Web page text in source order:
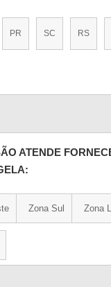
PR SC RS
ATENDE
Zona Sul Zona